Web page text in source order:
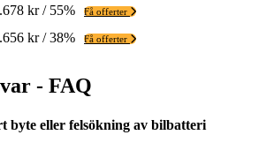
kr / 55% Få offerter
kr / 38% Få offerter
- FAQ
byte eller felsökning av bilbatteri